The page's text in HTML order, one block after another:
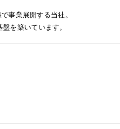
事業展開する当社。
を築いています。